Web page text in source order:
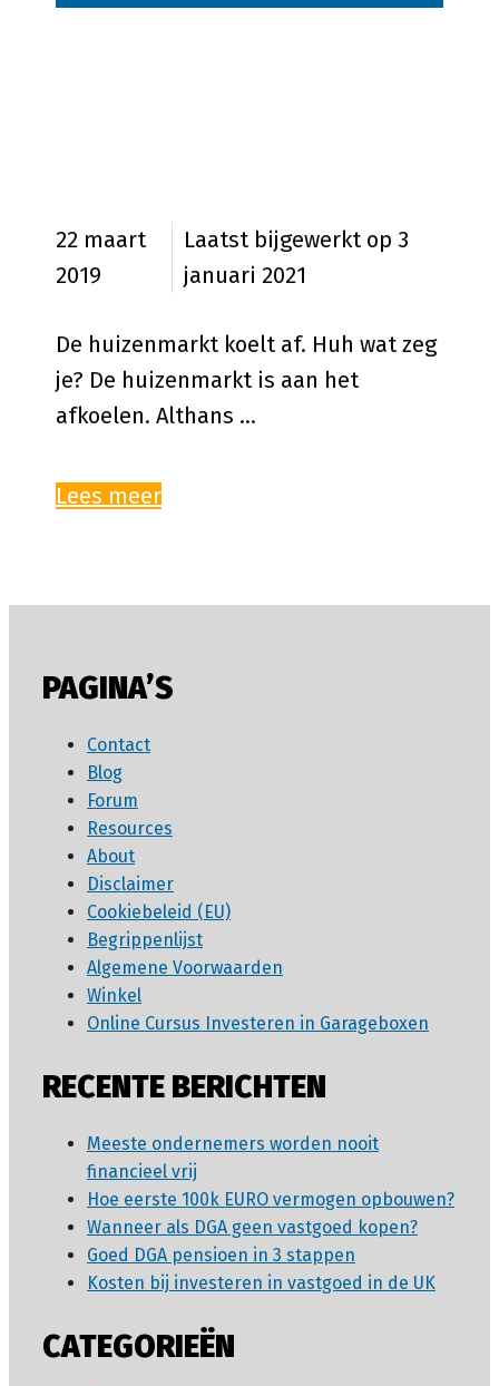
3
januari 2021
22 maart
2019
De huizenmarkt koelt af. Huh wat zeg
je? De huizenmarkt is aan het
afkoelen. Althans …
Lees meer
PAGINA’S
Contact
Blog
Forum
Resources
About
Disclaimer
Cookiebeleid (EU)
Begrippenlijst
Algemene Voorwaarden
Winkel
Online Cursus Investeren in Garageboxen
RECENTE BERICHTEN
Meeste ondernemers worden nooit
financieel vrij
Hoe eerste 100k EURO vermogen opbouwen?
Wanneer als DGA geen vastgoed kopen?
Goed DGA pensioen in 3 stappen
Kosten bij investeren in vastgoed in de UK
CATEGORIEËN